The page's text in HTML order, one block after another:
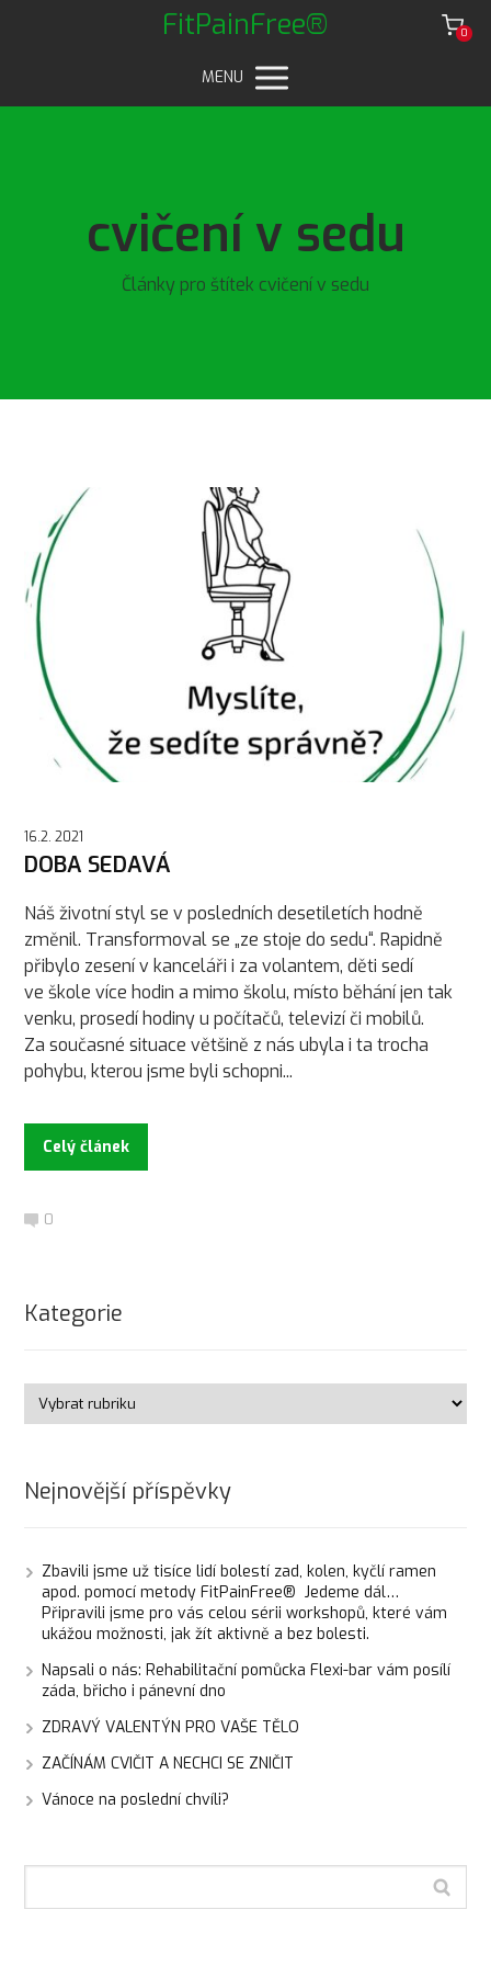
FitPainFree® 0
MENU
cvičení v sedu
Články pro štítek cvičení v sedu
16.2. 2021
DOBA SEDAVÁ
Náš životní styl se v posledních desetiletích hodně
změnil. Transformoval se „ze stoje do sedu“. Rapidně
přibylo zesení v kanceláři i za volantem, děti sedí
ve škole více hodin a mimo školu, místo běhání jen tak
venku, prosedí hodiny u počítačů, televizí či mobilů.
Za současné situace většině z nás ubyla i ta trocha
pohybu, kterou jsme byli schopni...
Celý článek
0
Kategorie
Nejnovější příspěvky
Zbavili jsme už tisíce lidí bolestí zad, kolen, kyčlí ramen
apod. pomocí metody FitPainFree® Jedeme dál…
Připravili jsme pro vás celou sérii workshopů, které vám
ukážou možnosti, jak žít aktivně a bez bolesti.
Napsali o nás: Rehabilitační pomůcka Flexi-bar vám posílí
záda, břicho i pánevní dno
ZDRAVÝ VALENTÝN PRO VAŠE TĚLO
ZAČÍNÁM CVIČIT A NECHCI SE ZNIČIT
Vánoce na poslední chvíli?